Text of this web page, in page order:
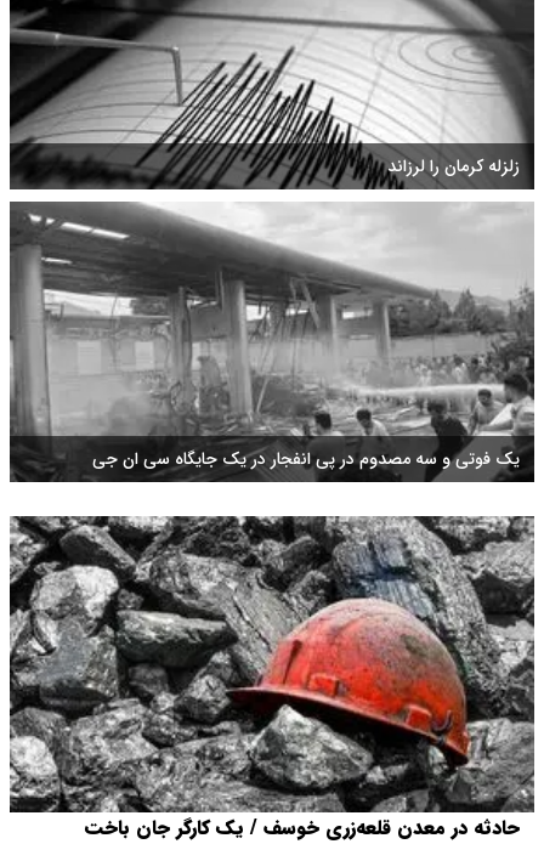
زلزله کرمان را لرزاند
یک فوتی و سه مصدوم در پی انفجار در یک جایگاه سی ان جی
حادثه در معدن قلعه‌زری خوسف / یک کارگر جان باخت